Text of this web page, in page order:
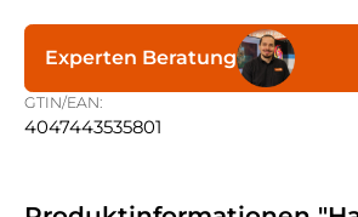
Experten Beratung
GTIN/EAN:
4047443535801